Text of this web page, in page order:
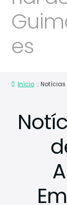
Início Notícias